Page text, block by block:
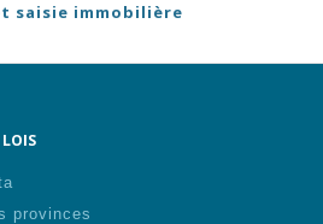
saisie immobilière
provinces